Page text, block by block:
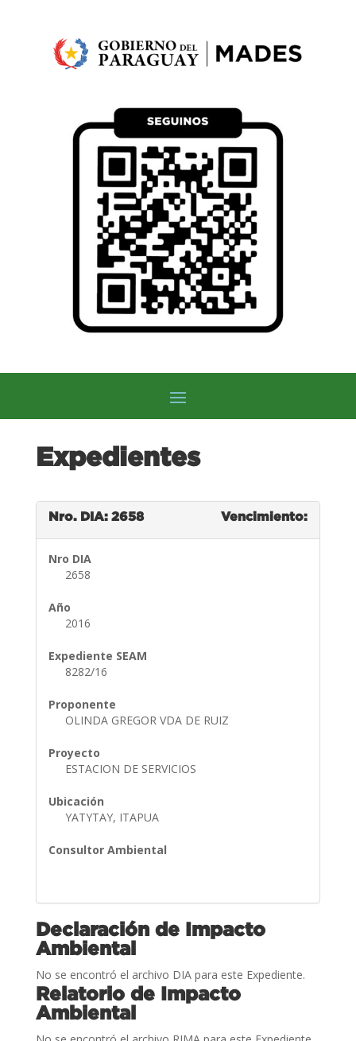
Expedientes
Nro. DIA: 2658 Vencimiento:
Nro DIA
2658
Año
2016
Expediente SEAM
8282/16
Proponente
OLINDA GREGOR VDA DE RUIZ
Proyecto
ESTACION DE SERVICIOS
Ubicación
YATYTAY, ITAPUA
Consultor Ambiental
Declaración de Impacto
Ambiental
No se encontró el archivo DIA para este Expediente.
Relatorio de Impacto
Ambiental